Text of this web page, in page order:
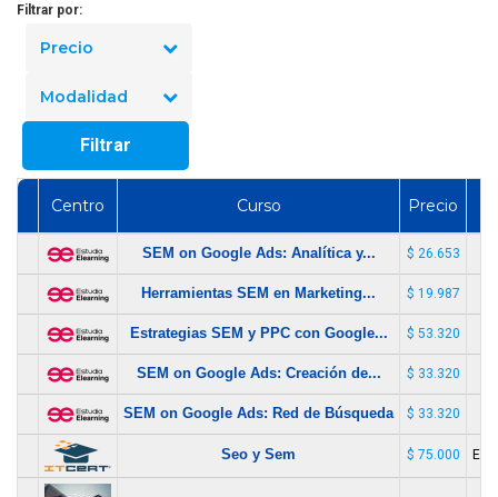
Filtrar por:
Precio
Modalidad
Filtrar
Centro Curso Precio
SEM on Google Ads: Analítica y... $ 26.653
Herramientas SEM en Marketing... $ 19.987
Estrategias SEM y PPC con Google... $ 53.320
SEM on Google Ads: Creación de... $ 33.320
SEM on Google Ads: Red de Búsqueda $ 33.320
Seo y Sem $ 75.000 E-